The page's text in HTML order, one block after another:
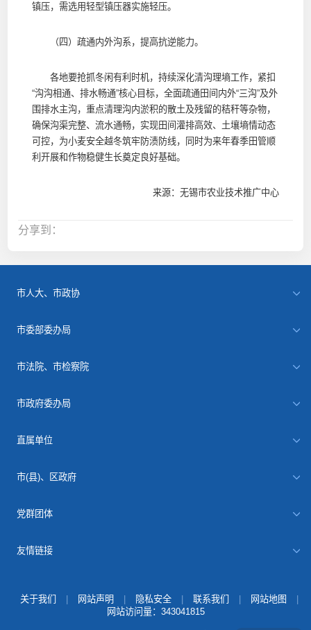
镇压，需选用轻型镇压器实施轻压。
（四）疏通内外沟系，提高抗逆能力。
各地要抢抓冬闲有利时机，持续深化清沟理墒工作，紧扣
“沟沟相通、排水畅通”核心目标，全面疏通田间内外“三沟”及外
围排水主沟，重点清理沟内淤积的散土及残留的秸秆等杂物，
确保沟渠完整、流水通畅，实现田间灌排高效、土壤墒情动态
可控，为小麦安全越冬筑牢防渍防线，同时为来年春季田管顺
利开展和作物稳健生长奠定良好基础。
来源：无锡市农业技术推广中心
分享到：
市人大、市政协
市委部委办局
市法院、市检察院
市政府委办局
直属单位
市(县)、区政府
党群团体
友情链接
关于我们 网站声明 隐私安全 联系我们 网站地图
网站访问量： 343041815